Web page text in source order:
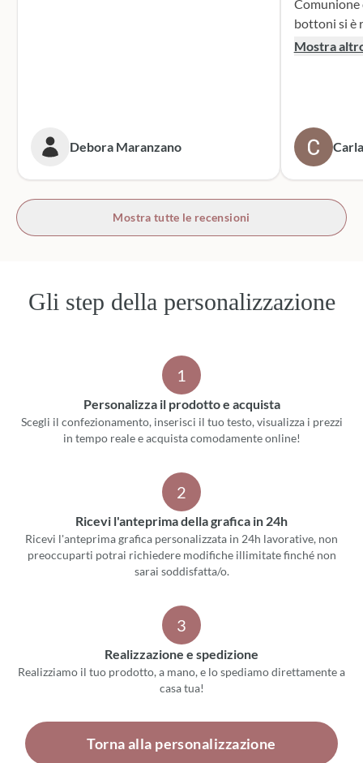
Debora Maranzano
Comunione di
bottoni si è
supporto
prossime
bottoni!
Mostra
Mostra tutte le recensioni
Gli step della personalizzazione
1
Personalizza il prodotto e acquista
Scegli il confezionamento, inserisci il tuo testo, visualizza i prezzi
in tempo reale e acquista comodamente online!
2
Ricevi l'anteprima della grafica in 24h
Ricevi l'anteprima grafica personalizzata in 24h lavorative, non
preoccuparti potrai richiedere modifiche illimitate finché non
sarai soddisfatta/o.
3
Realizzazione e spedizione
Realizziamo il tuo prodotto, a mano, e lo spediamo direttamente a
casa tua!
Torna alla personalizzazione